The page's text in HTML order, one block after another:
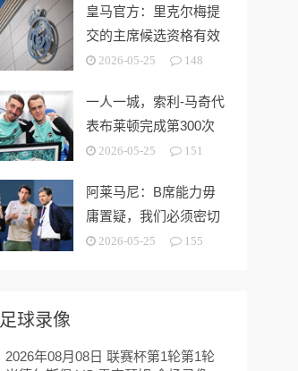
皇马官方：里克尔梅提
交的主席候选资格有效
2026-05-25 148
一人一城，索利-马奇代
表布莱顿完成第300次
出场
2026-05-25 151
阿莱马尼：B席能力毋
庸置疑，我们必须密切
关注今夏市场动向
2026-05-25 155
足球录像
2026年08月08日 联赛杯第1轮第1轮